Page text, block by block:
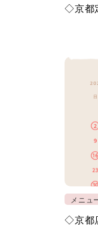
◇京都
メニュ
◇京都